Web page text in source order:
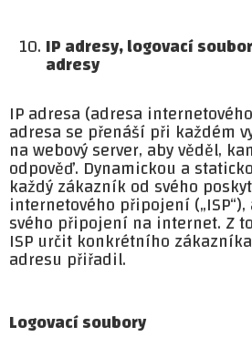
IP adresy, logovací
adresy
IP adresa (adresa
adresa se přenáší při každém
na webový server, aby věděl,
odpověď. Dynamickou a
každý zákazník od svého
internetového připojení
svého připojení na internet. Z
ISP určit konkrétního
adresu přiřadil.
Logovací soubory